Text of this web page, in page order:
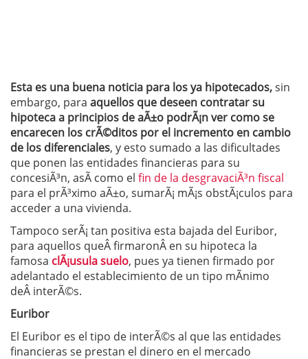
Esta es una buena noticia para los ya hipotecados,sin
embargo, para aquellos que deseen contratar su
hipoteca a principios de aÃ±o podrÃ¡n ver como se
encarecen los crÃ©ditos por el incremento en cambio
de los diferenciales, y esto sumado a las dificultades
que ponen las entidades financieras para su
concesiÃ³n, asÃ­ como el fin de la desgravaciÃ³n fiscal
para el prÃ³ximo aÃ±o, sumarÃ¡ mÃ¡s obstÃ¡culos para
acceder a una vivienda.
Tampoco serÃ¡ tan positiva esta bajada del Euribor,
para aquellos queÂ firmaronÂ en su hipoteca la
famosa clÃ¡usula suelo, pues ya tienen firmado por
adelantado el establecimiento de un tipo mÃ­nimo
deÂ interÃ©s.
Euribor
El Euribor es el tipo de interÃ©s al que las entidades
financieras se prestan el dinero en el mercado